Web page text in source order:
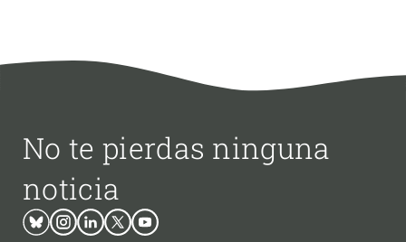
No te pierdas ninguna
noticia
BlueskyInstagram
LinkedinTwitterYoutube